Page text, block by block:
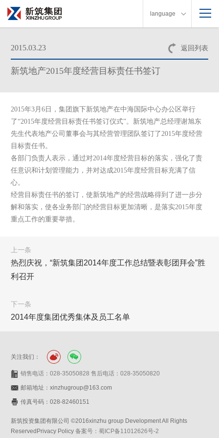
language
返回列表
2015.03.23
新筑地产2015年度经营目标责任书签订
2015年3月6 日 ，集团旗下新筑地产在中海国际中心办公区举行
了“2015年度经营目标责任书签订仪式”。新筑地产总经理谢旭东
先生代表地产公司董事会与其经营管理团队签订了2015年度经营
目标责任书。
各部门负责人表示，通过对2014年度经营目标的落实，强化了责
任意识和计划管理能力，并对达成2015年度经营目标充满了信
心。
经营目标责任书的签订，使新筑地产的经营战略得到了进一步分
解和落实，使各业务部门的经营目标更加清晰，是落实2015年度
重点工作的重要举措。
上一条
热烈庆祝，“新筑集团2014年度工作总结暨表彰团拜会”胜
利召开
下一条
2014年度集团优秀集体及员工名单
关注我们：
销售电话：028-35050828 售后电话：028-35050820
邮箱地址：xinzhugroup@163.com
传真号码：028-82460151
新筑投资集团有限公司 ©2016xinzhu group Development All Rights
ReservedPrivacy Policy备案号：蜀ICP备11012626号-2